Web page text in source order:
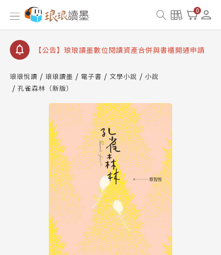
0
【公告】琅琅書店服務升級重要說明及資產合併結果
查詢
【公告】因 Readmoo 讀墨系統維護中，本站同步暫
【公告】琅琅讀墨數位閱讀資產合併與書櫃開通申請
【公告】琅琅讀墨 3 分鐘完成書櫃開通與資產合併申
請圖文教學
【公告】琅琅書店服務升級重要說明及資產合併結果
查詢
【公告】因 Readmoo 讀墨系統維護中，本站同步暫
停部分閱讀服務
琅琅悅讀 琅琅讀墨 電子書 文學小說
小說
孔雀森林（新版）